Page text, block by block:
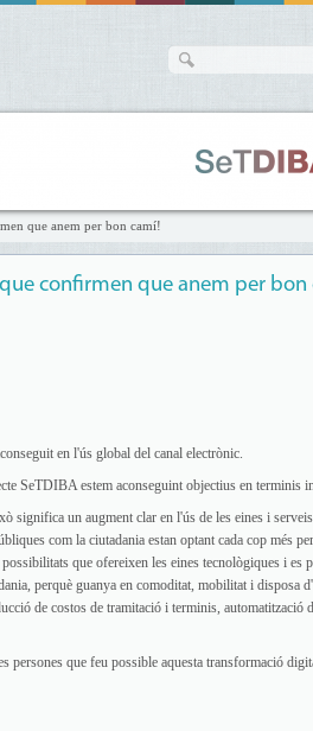
que anem per bon camí!
confirmen que anem per bon
en l'ús global del canal electrònic.
SeTDIBA estem aconseguint objectius en terminis
significa un augment clar en l'ús de les eines i
com la ciutadania estan optant cada cop més
que ofereixen les eines tecnològiques i es
perquè guanya en comoditat, mobilitat i disposa
de costos de tramitació i terminis, automatització
persones que feu possible aquesta transformació